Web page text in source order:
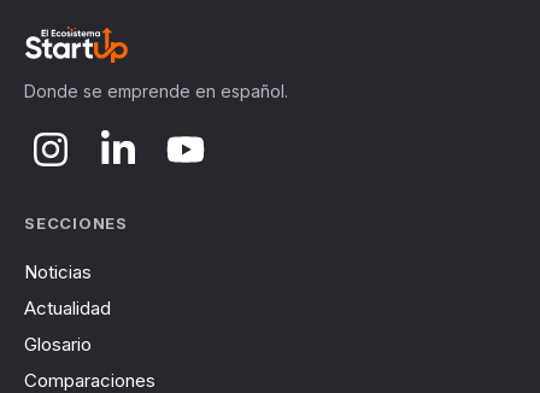
Donde se emprende en español.
SECCIONES
Noticias
Actualidad
Glosario
Comparaciones